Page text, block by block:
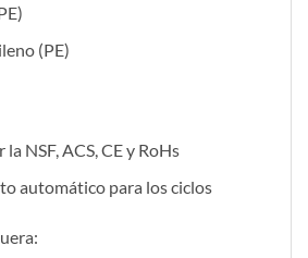
(PE)
NSF, ACS, CE y RoHs
automático para los ciclos